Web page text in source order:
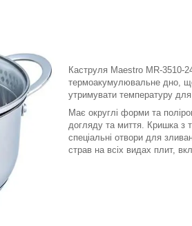
Каструля Maestro MR-3510-
термоакумулювальне дно,
утримувати температуру
Має округлі форми та
догляду та миття. Кришка з
спеціальні отвори для
страв на всіх видах плит,